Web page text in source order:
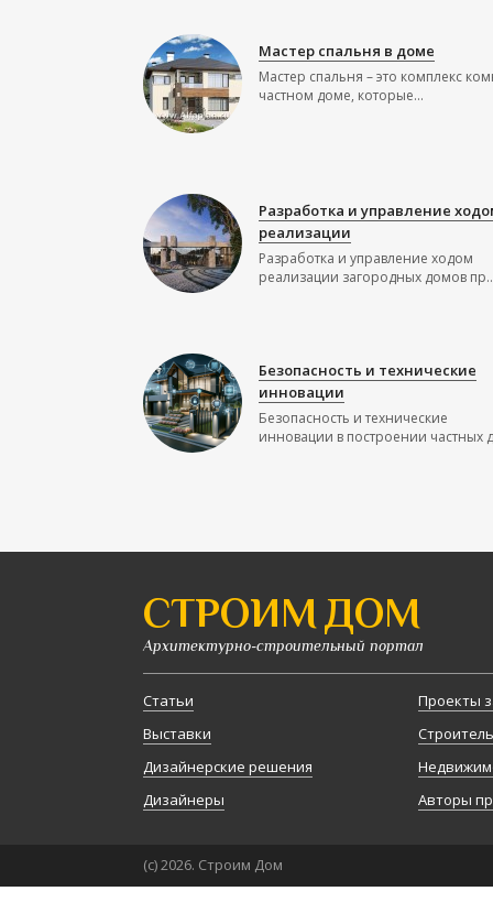
Мастер спальня в доме
Мастер спальня – это комплекс
частном доме, которые...
Разработка и управление
реализации
Разработка и управление ходом
реализации загородных домов
Безопасность и технические
инновации
Безопасность и технические
инновации в построении частных
СТРОИМ ДОМ
Архитектурно-строительный портал
Статьи
Выставки
Дизайнерские решения
Дизайнеры
Проекты
Авторы
(с) 2026. Строим Дом